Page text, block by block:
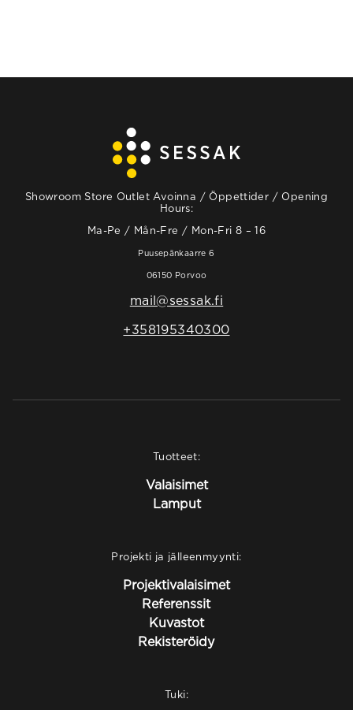
Showroom Store Outlet Avoinna / Öppettider / Opening
Hours:
Ma-Pe / Mån-Fre / Mon-Fri 8 – 16
Puusepänkaarre 6
06150 Porvoo
mail@sessak.fi
+358195340300
Tuotteet:
Valaisimet
Lamput
Projekti ja jälleenmyynti:
Projektivalaisimet
Referenssit
Kuvastot
Rekisteröidy
Tuki: